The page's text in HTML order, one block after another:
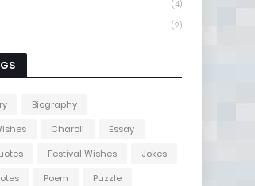
(4)
(2)
Biography
Charoli
Essay
Festival Wishes
Jokes
Poem
Puzzle